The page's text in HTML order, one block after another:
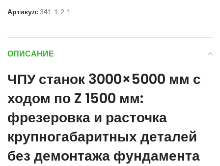
Артикул: 341-1-2-1
ОПИСАНИЕ
ЧПУ станок 3000×5000 мм с
ходом по Z 1500 мм:
фрезеровка и расточка
крупногабаритных деталей
без демонтажа фундамента